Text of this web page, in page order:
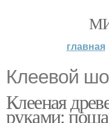
главная
Клеевой
Клееная
руками: